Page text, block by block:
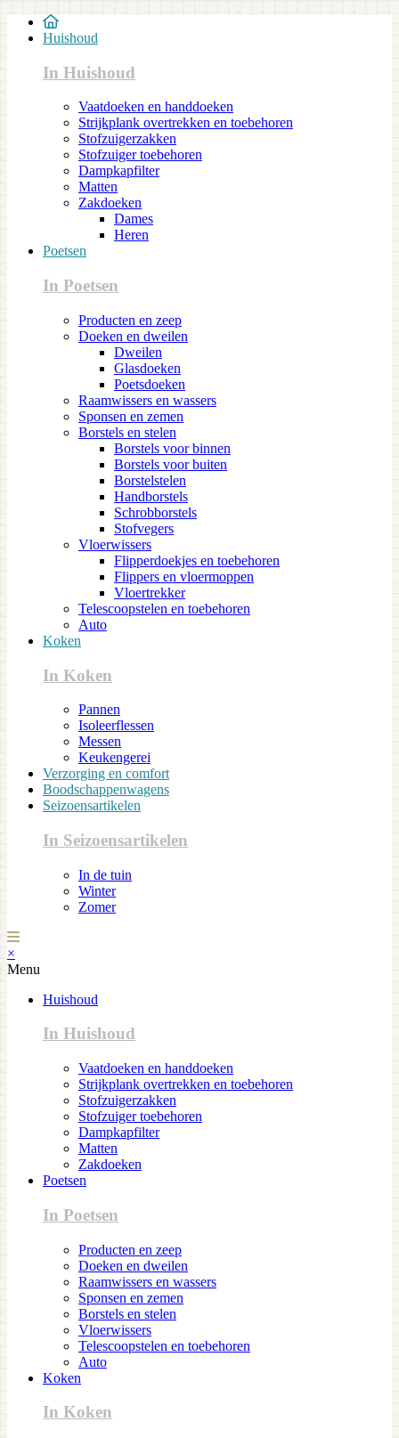
Huishoud
In Huishoud
Vaatdoeken en handdoeken
Strijkplank overtrekken en toebehoren
Stofzuigerzakken
Stofzuiger toebehoren
Dampkapfilter
Matten
Zakdoeken
Dames
Heren
Poetsen
In Poetsen
Producten en zeep
Doeken en dweilen
Dweilen
Glasdoeken
Poetsdoeken
Raamwissers en wassers
Sponsen en zemen
Borstels en stelen
Borstels voor binnen
Borstels voor buiten
Borstelstelen
Handborstels
Schrobborstels
Stofvegers
Vloerwissers
Flipperdoekjes en toebehoren
Flippers en vloermoppen
Vloertrekker
Telescoopstelen en toebehoren
Auto
Koken
In Koken
Pannen
Isoleerflessen
Messen
Keukengerei
Verzorging en comfort
Boodschappenwagens
Seizoensartikelen
In Seizoensartikelen
In de tuin
Winter
Zomer
×
Menu
Huishoud
In Huishoud
Vaatdoeken en handdoeken
Strijkplank overtrekken en toebehoren
Stofzuigerzakken
Stofzuiger toebehoren
Dampkapfilter
Matten
Zakdoeken
Poetsen
In Poetsen
Producten en zeep
Doeken en dweilen
Raamwissers en wassers
Sponsen en zemen
Borstels en stelen
Vloerwissers
Telescoopstelen en toebehoren
Auto
Koken
In Koken